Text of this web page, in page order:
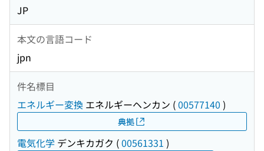
JP
本文の言語コード
jpn
件名標目
エネルギー変換 エネルギーヘンカン (00577140 )
典拠
電気化学 デンキカガク (00561331 )